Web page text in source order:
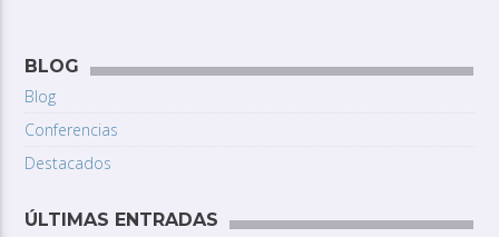
BLOG
Blog
Conferencias
Destacados
ÚLTIMAS ENTRADAS